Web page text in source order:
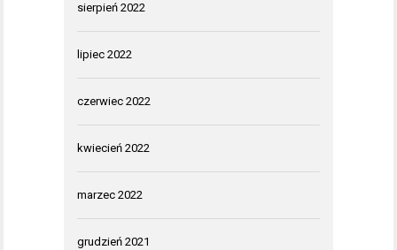
sierpień 2022
lipiec 2022
czerwiec 2022
kwiecień 2022
marzec 2022
grudzień 2021